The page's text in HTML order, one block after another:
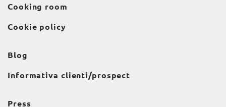
Cooking room
Cookie policy
Blog
Informativa clienti/prospect
Press